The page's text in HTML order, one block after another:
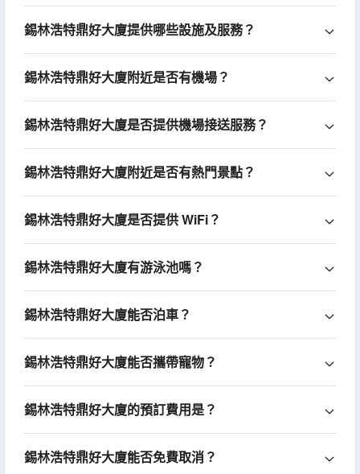
錫林浩特鼎好大廈提供哪些設施及服務？
錫林浩特鼎好大廈附近是否有機場？
錫林浩特鼎好大廈是否提供機場接送服務？
錫林浩特鼎好大廈附近是否有熱門景點？
錫林浩特鼎好大廈是否提供 WiFi？
錫林浩特鼎好大廈有游泳池嗎？
錫林浩特鼎好大廈能否泊車？
錫林浩特鼎好大廈能否攜帶寵物？
錫林浩特鼎好大廈的預訂費用是？
錫林浩特鼎好大廈能否免費取消？